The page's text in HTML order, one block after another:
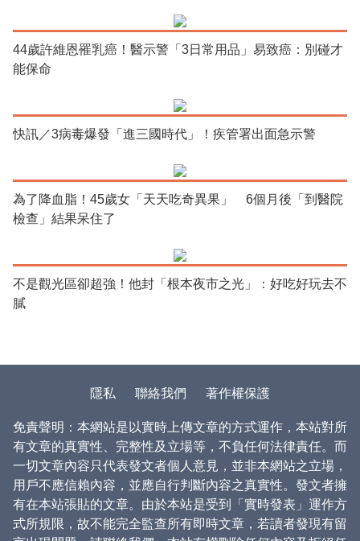
44歲許維恩罹乳癌！醫示警「3日常用品」易致癌：別碰才
能保命
快訊／3病毒爆發「進三國時代」！疾管署出面急示警
為了降血脂！45歲女「天天吃奇異果」 6個月後「到醫院
檢查」結果呆住了
不是觀光區卻超強！他封「根本夜市之光」：好吃好玩去不
膩
隱私 聯絡我們 著作權保護
免責聲明：本網站是以實時上傳文章的方式運作，本站對所
有文章的真實性、完整性及立場等，不負任何法律責任。而
一切文章內容只代表發文者個人意見，並非本網站之立場，
用戶不應信賴內容，並應自行判斷內容之真實性。發文者擁
有在本站張貼的文章。由於本站是受到「實時發表」運作方
式所規限，故不能完全監查所有即時文章，若讀者發現有留